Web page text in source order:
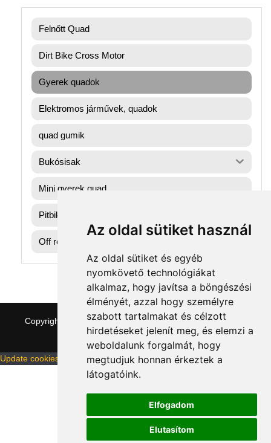
Az oldal sütiket használ
Az oldal sütiket és egyéb
nyomkövető technológiákat
alkalmaz, hogy javítsa a böngészési
élményét, azzal hogy személyre
szabott tartalmakat és célzott
hirdetéseket jelenít meg, és elemzi a
weboldalunk forgalmát, hogy
megtudjuk honnan érkeztek a
látogatóink.
Elfogadom
Elutasítom
Felnőtt Quad
Dirt Bike Cross Motor
Gyerek quadok
Elektromos járművek, quadok
quad gumik
Bukósisak
Mini gyerek quad
Pitbike dirtbike gumik
Off road motorok
Copyright © 2026 quaddepo.com | Theme:NewStore
ThemeFarmer
Update cookies preferences